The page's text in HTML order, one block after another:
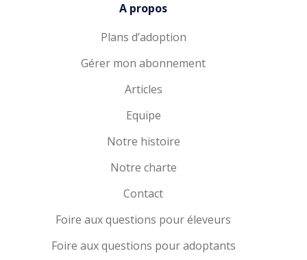
A propos
Plans d’adoption
Gérer mon abonnement
Articles
Equipe
Notre histoire
Notre charte
Contact
Foire aux questions pour éleveurs
Foire aux questions pour adoptants